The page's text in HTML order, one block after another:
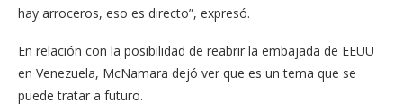
hay arroceros, eso es directo”, expresó.
En relación con la posibilidad de reabrir la embajada de EEUU
en Venezuela, McNamara dejó ver que es un tema que se
puede tratar a futuro.